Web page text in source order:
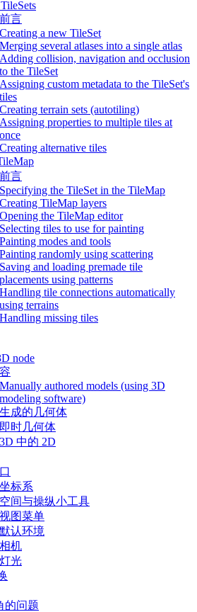
前言
Creating a new TileSet
Merging several atlases into a single atlas
Adding collision, navigation and occlusion
to the TileSet
Assigning custom metadata to the TileSet's
tiles
Creating terrain sets (autotiling)
Assigning properties to multiple tiles at
once
Creating alternative tiles
前言
Specifying the TileSet in the TileMap
Creating TileMap layers
Opening the TileMap editor
Selecting tiles to use for painting
Painting modes and tools
Painting randomly using scattering
Saving and loading premade tile
placements using patterns
Handling tile connections automatically
using terrains
Handling missing tiles
node
Manually authored models (using 3D
modeling software)
生成的几何体
即时几何体
3D 中的 2D
坐标系
空间与操纵小工具
视图菜单
默认环境
相机
灯光
的问题